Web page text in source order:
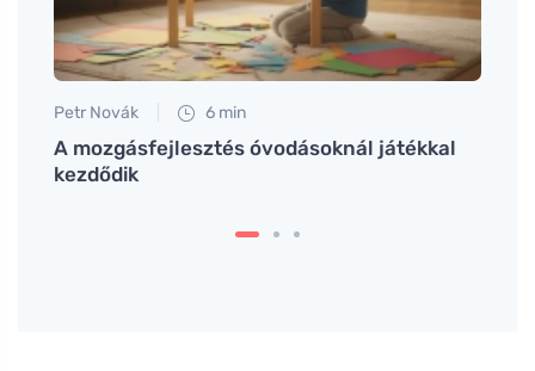
Petr Novák 6 min
A mozgásfejlesztés óvodásoknál játékkal
kezdődik